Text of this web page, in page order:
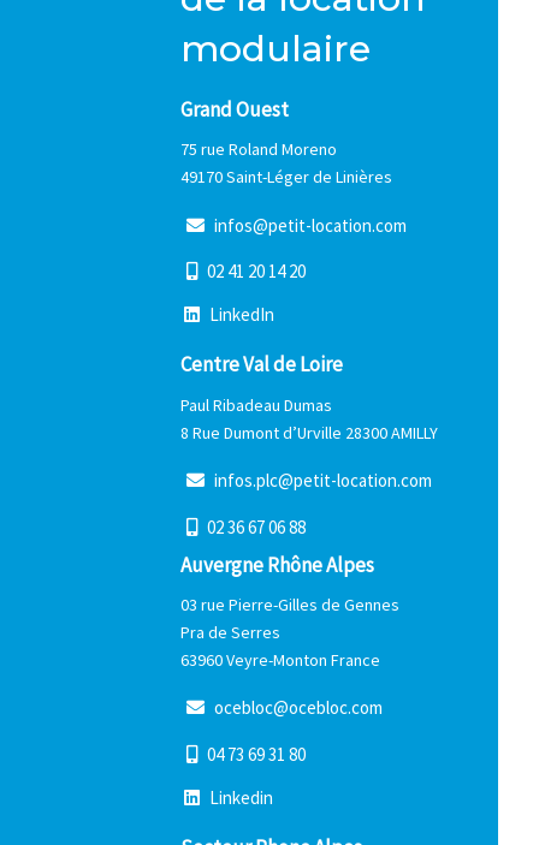
modulaire
Grand Ouest
75 rue Roland Moreno
49170 Saint-Léger de Linières
infos@petit-location.com
02 41 20 14 20
LinkedIn
Centre Val de Loire
Paul Ribadeau Dumas
8 Rue Dumont d’Urville 28300 AMILLY
infos.plc@petit-location.com
0236670688
Auvergne Rhône Alpes
03 rue Pierre-Gilles de Gennes
Pra de Serres
63960 Veyre-Monton France
ocebloc@ocebloc.com
04 73 6931 80
Linkedin